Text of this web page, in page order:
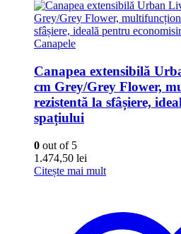
Canapele
Canapea extensibilă
cm Grey/Grey Flower,
rezistentă la sfâșiere,
spațiului
0 out of 5
1.474,50 lei
Citește mai mult